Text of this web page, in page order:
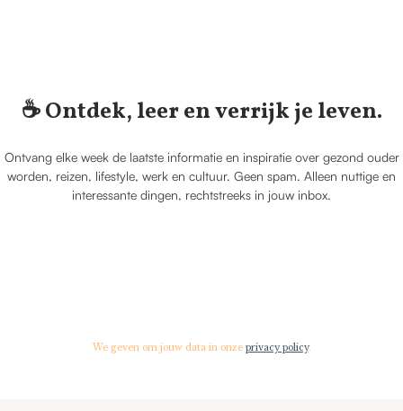
☕️ Ontdek, leer en verrijk je leven.
Ontvang elke week de laatste informatie en inspiratie over gezond ouder
worden, reizen, lifestyle, werk en cultuur. Geen spam. Alleen nuttige en
interessante dingen, rechtstreeks in jouw inbox.
We geven om jouw data in onze privacy policy.